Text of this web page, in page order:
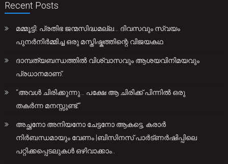
Recent Posts
മമ്മൂട്ടി: പ്രതിഭ ജന്മസിദ്ധമല്ല… ദിവസവും സ്വയം
പുനർനിർമ്മിച്ച ഒരു മസ്തിഷ്കത്തിന്റെ വിജയകഥ
ദാമ്പത്യബന്ധത്തിൽ വിശ്വാസവും ആശയവിനിമയവും
പ്രധാനമാണ്.
“അവൾ ചിരിക്കുന്നു… പക്ഷേ ആ ചിരിക്ക് പിന്നിൽ ഒരു
തകർന്ന മനസ്സുണ്ട്.”
അച്ഛനോ അനിയനോ ചേട്ടനോ ആകട്ടെ, കരാർ
നിർബന്ധമായും വേണം |ബിസിനസ് പാർട്ണർഷിപ്പിലെ
പറ്റിക്കപ്പെടലുകൾ ഒഴിവാക്കാം..